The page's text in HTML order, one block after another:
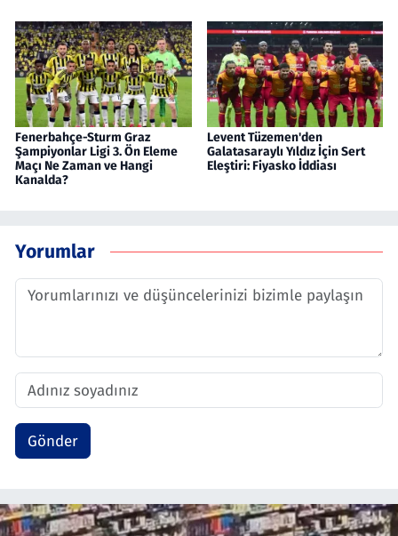
Fenerbahçe-Sturm Graz
Şampiyonlar Ligi 3. Ön Eleme
Maçı Ne Zaman ve Hangi
Kanalda?
Levent Tüzemen'den
Galatasaraylı Yıldız İçin Sert
Eleştiri: Fiyasko İddiası
Yorumlar
Gönder